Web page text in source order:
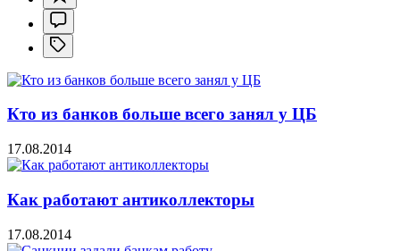
Кто из банков больше всего занял у ЦБ
17.08.2014
Как работают антиколлекторы
17.08.2014